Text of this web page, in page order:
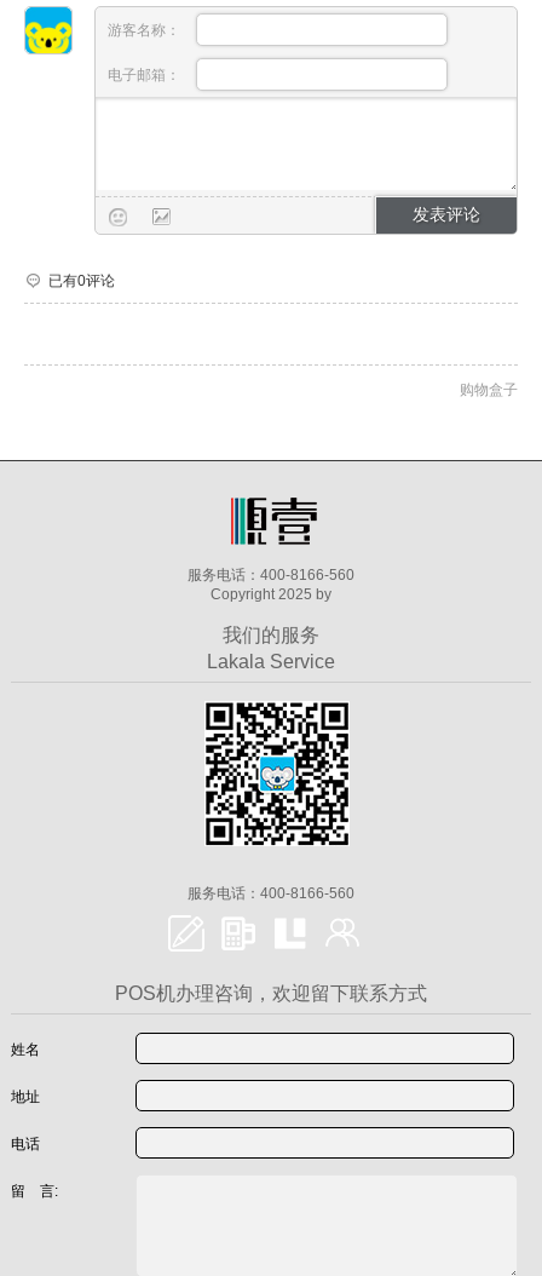
游客名称：
电子邮箱：
已有0评论
购物盒子
服务电话：400-8166-560
Copyright 2025 by
我们的服务
Lakala Service
服务电话：400-8166-560
POS机办理咨询，欢迎留下联系方式
姓名
地址
电话
留 言: